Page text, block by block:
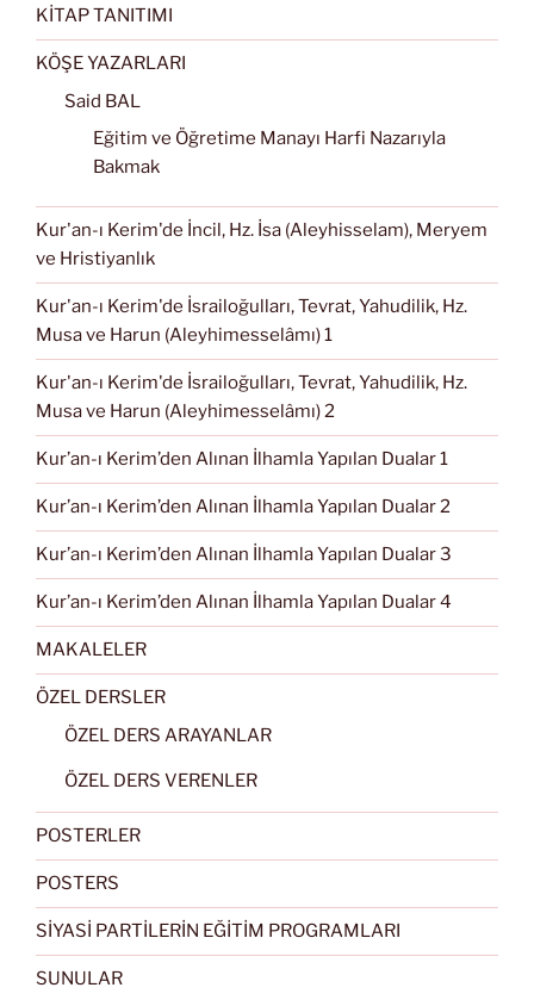
KİTAP TANITIMI
KÖŞE YAZARLARI
Said BAL
Eğitim ve Öğretime Manayı Harfi Nazarıyla
Bakmak
Kur'an-ı Kerim'de İncil, Hz. İsa (Aleyhisselam), Meryem
ve Hristiyanlık
Kur'an-ı Kerim'de İsrailoğulları, Tevrat, Yahudilik, Hz.
Musa ve Harun (Aleyhimesselâmı) 1
Kur'an-ı Kerim'de İsrailoğulları, Tevrat, Yahudilik, Hz.
Musa ve Harun (Aleyhimesselâmı) 2
Kur’an-ı Kerim’den Alınan İlhamla Yapılan Dualar 1
Kur’an-ı Kerim’den Alınan İlhamla Yapılan Dualar 2
Kur’an-ı Kerim’den Alınan İlhamla Yapılan Dualar 3
Kur’an-ı Kerim’den Alınan İlhamla Yapılan Dualar 4
MAKALELER
ÖZEL DERSLER
ÖZEL DERS ARAYANLAR
ÖZEL DERS VERENLER
POSTERLER
POSTERS
SİYASİ PARTİLERİN EĞİTİM PROGRAMLARI
SUNULAR